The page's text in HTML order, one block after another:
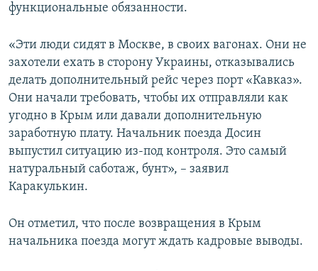
функциональные обязанности.
«Эти люди сидят в Москве, в своих вагонах. Они не
захотели ехать в сторону Украины, отказывались
делать дополнительный рейс через порт «Кавказ».
Они начали требовать, чтобы их отправляли как
угодно в Крым или давали дополнительную
заработную плату. Начальник поезда Досин
выпустил ситуацию из-под контроля. Это самый
натуральный саботаж, бунт», – заявил
Каракулькин.
Он отметил, что после возвращения в Крым
начальника поезда могут ждать кадровые выводы.